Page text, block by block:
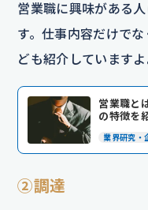
営業職に興味がある
す。仕事内容だけで
ども紹介していますよ
営業職と
の特徴を
業界研究・
②調達